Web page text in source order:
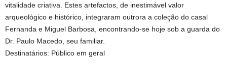
vitalidade criativa. Estes artefactos, de inestimável valor
arqueológico e histórico, integraram outrora a coleção do casal
Fernanda e Miguel Barbosa, encontrando-se hoje sob a guarda do
Dr. Paulo Macedo, seu familiar.
Destinatários: Público em geral